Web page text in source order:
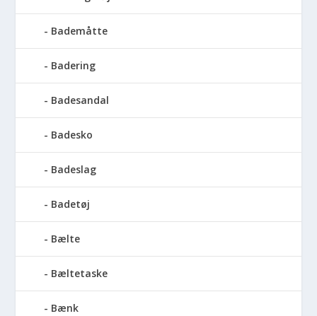
Bademåtte
Badering
Badesandal
Badesko
Badeslag
Badetøj
Bælte
Bæltetaske
Bænk